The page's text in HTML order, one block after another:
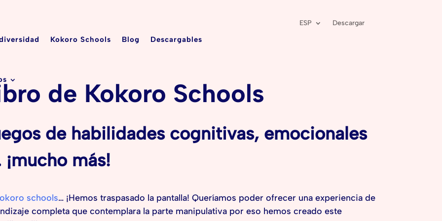
Kokoro Schools Blog Descargables
ESP Descargar
de Kokoro Schools
de habilidades cognitivas, emocionales
¡mucho más!
schools… ¡Hemos traspasado la pantalla! Queríamos poder ofrecer una experiencia de
completa que contemplara la parte manipulativa por eso hemos creado este